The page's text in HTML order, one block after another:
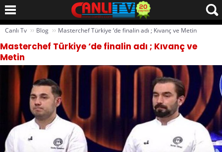
Canlı Tv ›› Blog ›› Masterchef Türkiye ‘de finalin adı ; Kıvanç ve Metin
Masterchef Türkiye ‘de finalin adı ; Kıvanç ve
Metin